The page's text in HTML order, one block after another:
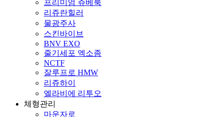
프리미엄 쥬베룩
리쥬란힐러
물광주사
스킨바이브
BNV EXO
줄기세포 엑소좀
NCTF
잘루프로 HMW
리쥬하이
엘라비에 리투오
체형관리
마운자로